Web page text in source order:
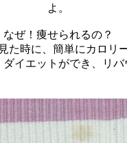
よ。
なぜ！痩せられるの？
た時に、簡単にカロリ
イエットができ、リバ